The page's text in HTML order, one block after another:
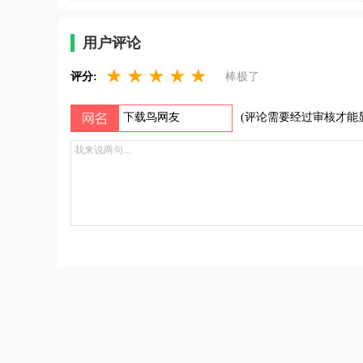
用户评论
评分: ★ ★ ★ ★ ★ 棒极了
(评论需要经过审核才能